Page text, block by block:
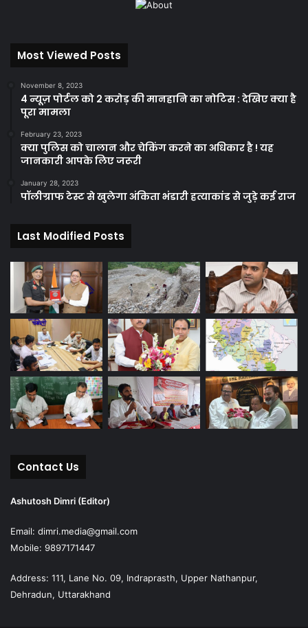
Most Viewed Posts
November 8, 2023
4 न्यूज़ पोर्टल को 2 करोड़ की मानहानि का नोटिस : देखिए क्या है
पूरा मामला
February 23, 2023
क्या पुलिस को चालान और चेकिंग करने का अधिकार है ! यह
जानकारी आपके लिए जरूरी
January 28, 2023
पॉलीग्राफ टेस्ट से खुलेगा अंकिता भंडारी हत्याकांड से जुड़े कई राज
Last Modified Posts
Contact Us
Ashutosh Dimri (Editor)
Email: dimri.media@gmail.com
Mobile: 9897171447
Address: 111, Lane No. 09, Indraprasth, Upper Nathanpur,
Dehradun, Uttarakhand